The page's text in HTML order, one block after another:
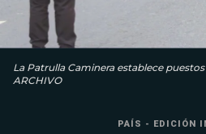
La Patrulla Caminera establece
ARCHIVO
PAÍS - EDICIÓN